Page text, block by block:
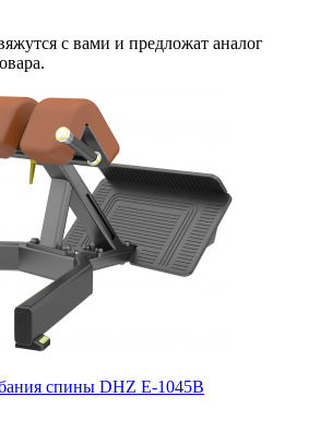
с вами и предложат аналог
спины DHZ E-1045В